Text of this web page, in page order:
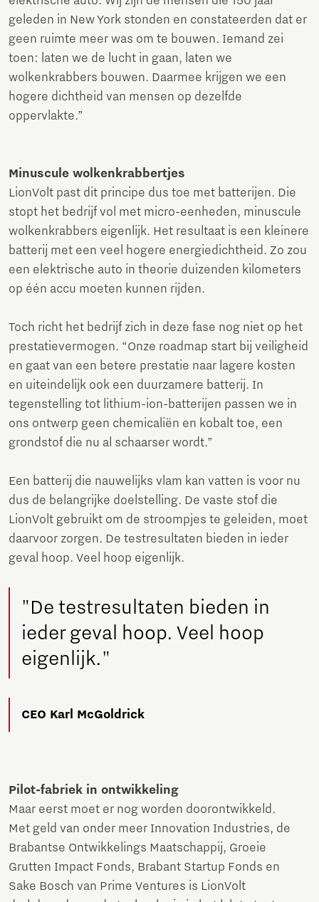
geleden in New York stonden en constateerden dat er
geen ruimte meer was om te bouwen. Iemand zei
toen: laten we de lucht in gaan, laten we
wolkenkrabbers bouwen. Daarmee krijgen we een
hogere dichtheid van mensen op dezelfde
oppervlakte.”
Minuscule wolkenkrabbertjes
LionVolt past dit principe dus toe met batterijen. Die
stopt het bedrijf vol met micro-eenheden, minuscule
wolkenkrabbers eigenlijk. Het resultaat is een kleinere
batterij met een veel hogere energiedichtheid. Zo zou
een elektrische auto in theorie duizenden kilometers
op één accu moeten kunnen rijden.
Toch richt het bedrijf zich in deze fase nog niet op het
prestatievermogen. “Onze roadmap start bij veiligheid
en gaat van een betere prestatie naar lagere kosten
en uiteindelijk ook een duurzamere batterij. In
tegenstelling tot lithium-ion-batterijen passen we in
ons ontwerp geen chemicaliën en kobalt toe, een
grondstof die nu al schaarser wordt.”
Een batterij die nauwelijks vlam kan vatten is voor nu
dus de belangrijke doelstelling. De vaste stof die
LionVolt gebruikt om de stroompjes te geleiden, moet
daarvoor zorgen. De testresultaten bieden in ieder
geval hoop. Veel hoop eigenlijk.
"De testresultaten bieden in
ieder geval hoop. Veel hoop
eigenlijk."
CEO Karl McGoldrick
Pilot-fabriek in ontwikkeling
Maar eerst moet er nog worden doorontwikkeld.
Met geld van onder meer Innovation Industries, de
Brabantse Ontwikkelings Maatschappij, Groeie
Grutten Impact Fonds, Brabant Startup Fonds en
Sake Bosch van Prime Ventures is LionVolt